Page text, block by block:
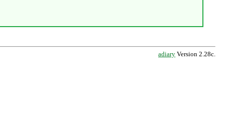
adiary Version 2.28c.